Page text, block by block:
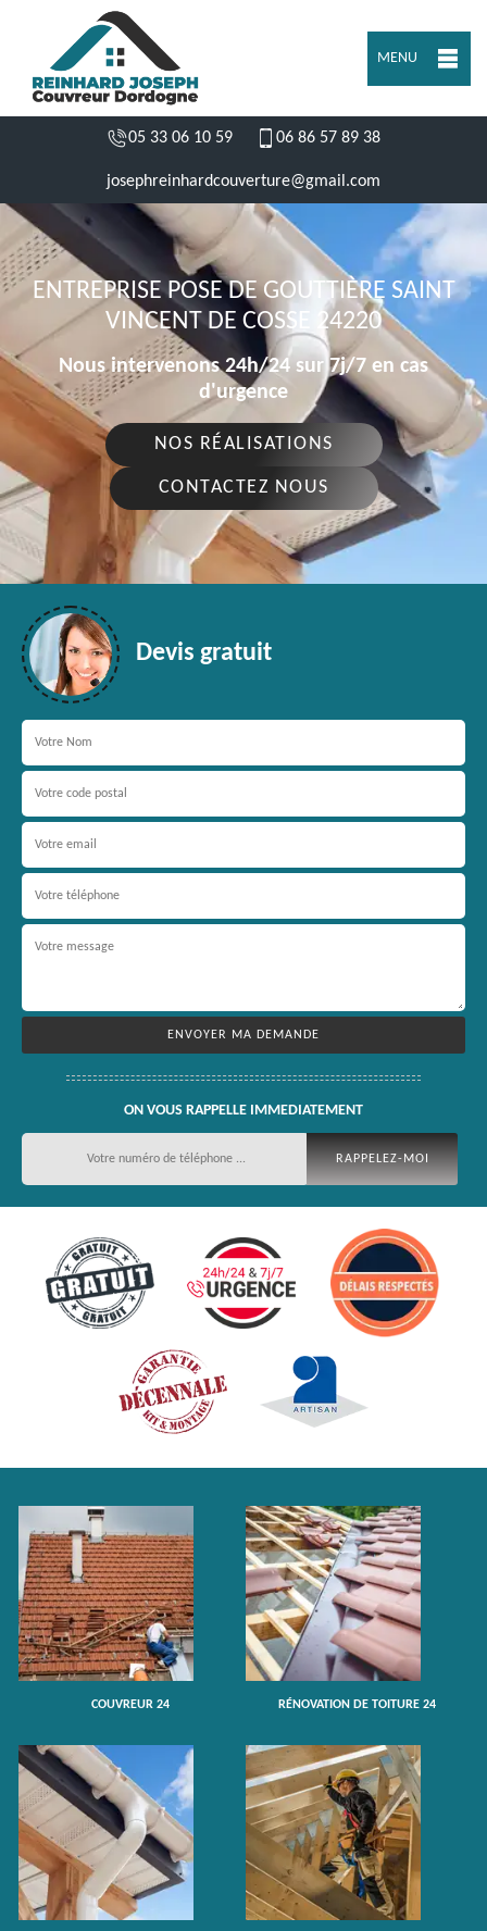
MENU
05 33 06 10 59 06 86 57 89 38
josephreinhardcouverture@gmail.com
ENTREPRISE POSE DE GOUTTIÈRE SAINT
VINCENT DE COSSE 24220
Nous intervenons 24h/24 sur 7j/7 en cas
d'urgence
NOS RÉALISATIONS
CONTACTEZ NOUS
Devis gratuit
ON VOUS RAPPELLE IMMEDIATEMENT
COUVREUR 24 RÉNOVATION DE TOITURE 24